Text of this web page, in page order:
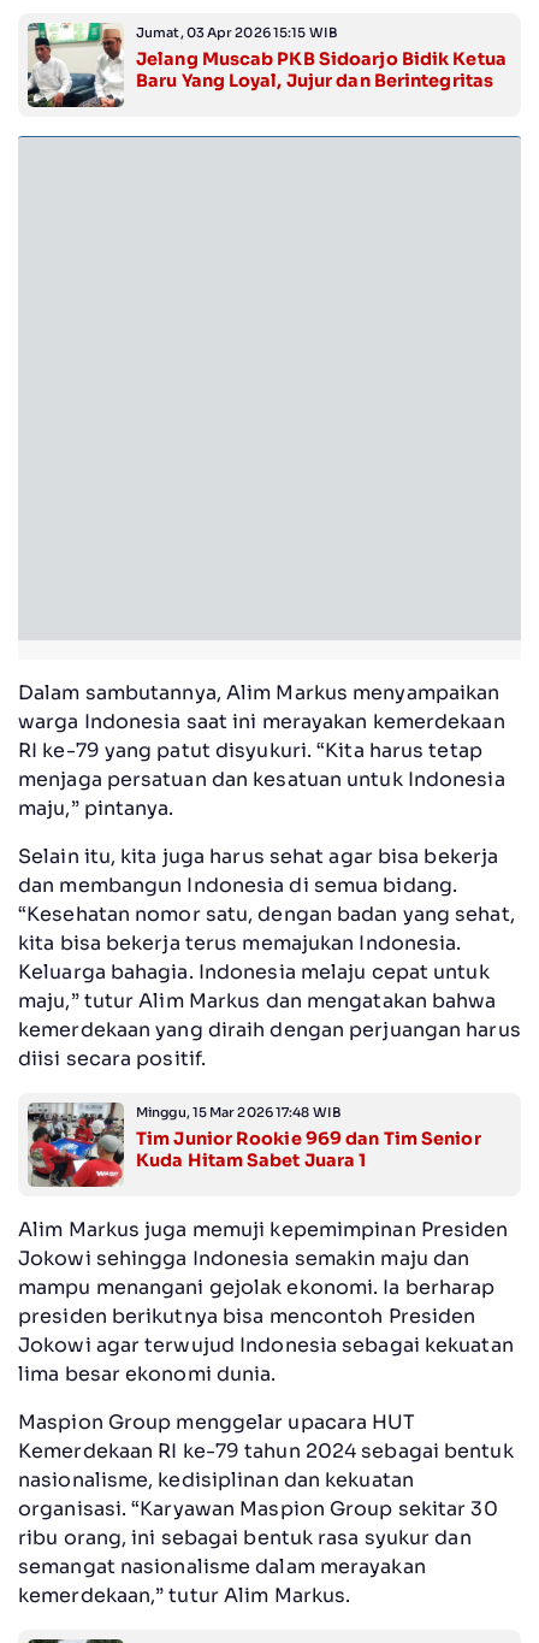
Jumat, 03 Apr 2026 15:15 WIB
Jelang Muscab PKB Sidoarjo Bidik Ketua
Baru Yang Loyal, Jujur dan Berintegritas
Dalam sambutannya, Alim Markus menyampaikan
warga Indonesia saat ini merayakan kemerdekaan
RI ke-79 yang patut disyukuri. “Kita harus tetap
menjaga persatuan dan kesatuan untuk Indonesia
maju,” pintanya.
Selain itu, kita juga harus sehat agar bisa bekerja
dan membangun Indonesia di semua bidang.
“Kesehatan nomor satu, dengan badan yang sehat,
kita bisa bekerja terus memajukan Indonesia.
Keluarga bahagia. Indonesia melaju cepat untuk
maju,” tutur Alim Markus dan mengatakan bahwa
kemerdekaan yang diraih dengan perjuangan harus
diisi secara positif.
Minggu, 15 Mar 2026 17:48 WIB
Tim Junior Rookie 969 dan Tim Senior
Kuda Hitam Sabet Juara 1
Alim Markus juga memuji kepemimpinan Presiden
Jokowi sehingga Indonesia semakin maju dan
mampu menangani gejolak ekonomi. Ia berharap
presiden berikutnya bisa mencontoh Presiden
Jokowi agar terwujud Indonesia sebagai kekuatan
lima besar ekonomi dunia.
Maspion Group menggelar upacara HUT
Kemerdekaan RI ke-79 tahun 2024 sebagai bentuk
nasionalisme, kedisiplinan dan kekuatan
organisasi. “Karyawan Maspion Group sekitar 30
ribu orang, ini sebagai bentuk rasa syukur dan
semangat nasionalisme dalam merayakan
kemerdekaan,” tutur Alim Markus.